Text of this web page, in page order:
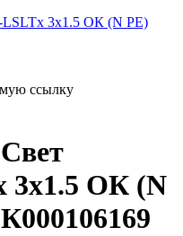
ссылку
3х1.5 ОК (N